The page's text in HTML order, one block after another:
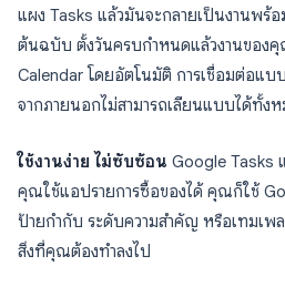
แผง Tasks แล้วมันจะกลายเป็นงานพร้
ต้นฉบับ ตั้งวันครบกำหนดแล้วงานของ
Calendar โดยอัตโนมัติ การเชื่อมต่อแบ
จากภายนอกไม่สามารถเลียนแบบได้ทั้ง
ใช้งานง่าย ไม่ซับซ้อน Google Tasks
คุณใช้แอปรายการซื้อของได้ คุณก็ใช้
ป้ายกำกับ ระดับความสำคัญ หรือเทมเพ
สิ่งที่คุณต้องทำลงไป